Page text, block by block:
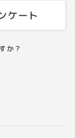
ケート
か？